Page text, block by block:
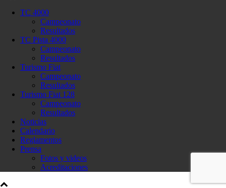
TC 4000
Campeonato
Resultados
TC Pista 4000
Campeonato
Resultados
Turismo Fiat
Campeonato
Resultados
Turismo Fiat 128
Campeonato
Resultados
Noticias
Calendario
Reglamentos
Prensa
Fotos y videos
Acreditaciones